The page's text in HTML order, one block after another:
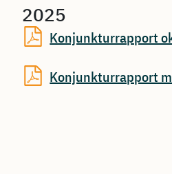
2025
Konjunkturrapport
Konjunkturrapport